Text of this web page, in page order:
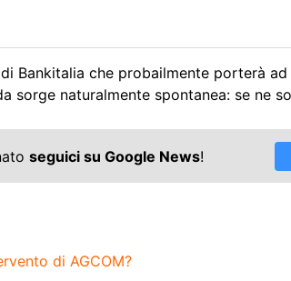
Bankitalia che probailmente porterà ad
sorge naturalmente spontanea: se ne
seguici su Google News!
di AGCOM?